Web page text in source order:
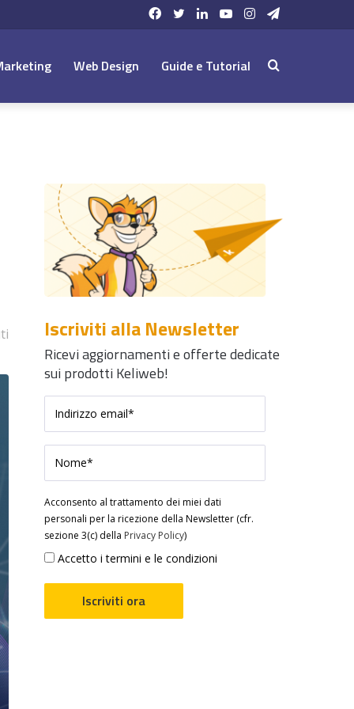
Telegram
Instagram
YouTube
LinkedIn
Twitter
Facebook
Web Design Guide e Tutorial Cerca:
Iscriviti alla Newsletter
Ricevi aggiornamenti e offerte dedicate
sui prodotti Keliweb!
Acconsento al trattamento dei miei dati
personali per la ricezione della Newsletter (cfr.
sezione 3(c) della Privacy Policy)
Accetto i termini e le condizioni